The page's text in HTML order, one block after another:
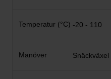
-20 - 110
Snäckväxel